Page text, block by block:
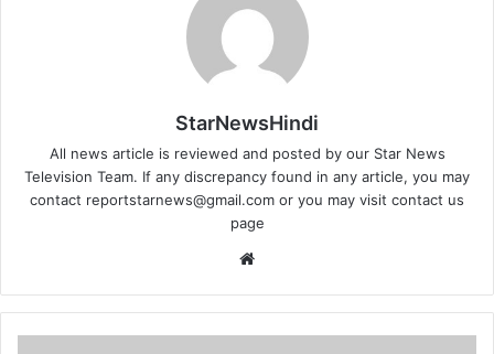
StarNewsHindi
All news article is reviewed and posted by our Star News
Television Team. If any discrepancy found in any article, you may
contact reportstarnews@gmail.com or you may visit contact us
page